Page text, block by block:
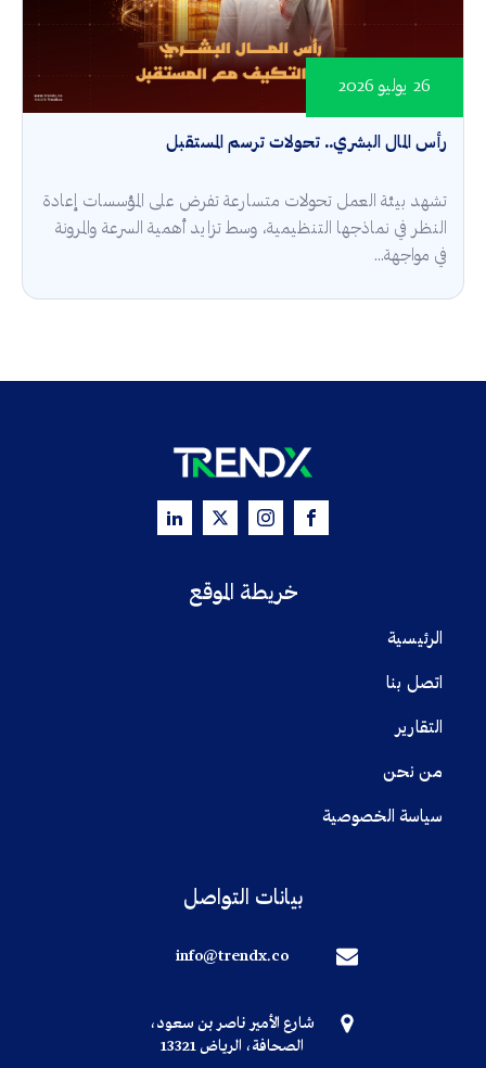
رأس المال البشري.. تحولات ترسم المستقبل
26 يوليو 2026
تشهد بيئة العمل تحولات متسارعة تفرض على المؤسسات إعادة
النظر في نماذجها التنظيمية، وسط تزايد أهمية السرعة والمرونة
في مواجهة...
خريطة الموقع
الرئيسية
اتصل بنا
التقارير
من نحن
سياسة الخصوصية
بيانات التواصل
info@trendx.co
شارع الأمير ناصر بن سعود،
الصحافة، الرياض 13321